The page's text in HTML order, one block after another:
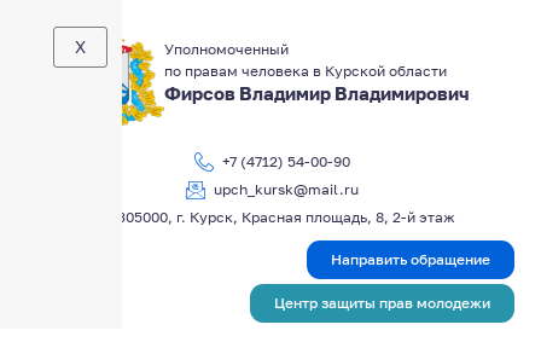
Уполномоченный
по правам человека в Курской области
Фирсов Владимир Владимирович
+7 (4712) 54-00-90
upch_kursk@mail.ru
305000, г. Курск, Красная площадь, 8, 2-й этаж
X
Направить обращение
Центр защиты прав молодежи